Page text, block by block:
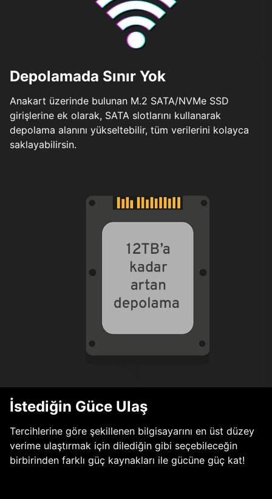
Depolamada Sınır Yok
Anakart üzerinde bulunan M.2 SATA/NVMe SSD
girişlerine ek olarak, SATA slotlarını kullanarak
depolama alanını yükseltebilir, tüm verilerini kolayca
saklayabilirsin.
İstediğin Güce Ulaş
Tercihlerine göre şekillenen bilgisayarını en üst düzey
verime ulaştırmak için dilediğin gibi seçebileceğin
birbirinden farklı güç kaynakları ile gücüne güç kat!